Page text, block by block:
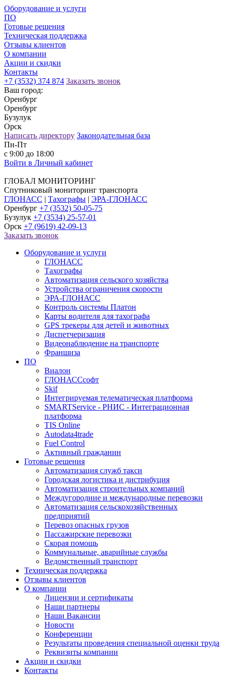
Оборудование и услуги
ПО
Готовые решения
Техническая поддержка
Отзывы клиентов
О компании
Акции и скидки
Контакты
+7 (3532) 374 874 Заказать звонок
Ваш город:
Оренбург
Оренбург
Бузулук
Орск
Написать директору Законодательная база
Пн-Пт
с 9:00 до 18:00
Войти в Личный кабинет
ГЛОБАЛ МОНИТОРИНГ
Спутниковый мониторинг транспорта
ГЛОНАСС | Тахографы | ЭРА-ГЛОНАСС
Оренбург +7 (3532) 50-05-75
Бузулук +7 (3534) 25-57-01
Орск +7 (9619) 42-09-13
Заказать звонок
Оборудование и услуги
ГЛОНАСС
Тахографы
Автоматизация сельского хозяйства
Устройства ограничения скорости
ЭРА-ГЛОНАСС
Контроль системы Платон
Карты водителя для тахографа
GPS трекеры для детей и животных
Диспетчеризация
Видеонаблюдение на транспорте
Франшиза
ПО
Виалон
ГЛОНАССсофт
Skif
Интегрируемая телематическая платформа
SMARTService - РНИС - Интеграционная
платформа
TIS Online
Autodata4trade
Fuel Control
Активный гражданин
Готовые решения
Автоматизация служб такси
Городская логистика и дистрибуция
Автоматизация строительных компаний
Междугородние и международные перевозки
Автоматизация сельскохозяйственных
предприятий
Перевоз опасных грузов
Пассажирские перевозки
Скорая помощь
Коммунальные, аварийные службы
Ведомственный транспорт
Техническая поддержка
Отзывы клиентов
О компании
Лицензии и сертификаты
Наши партнеры
Наши Вакансии
Новости
Конференции
Результаты проведения специальной оценки труда
Реквизиты компании
Акции и скидки
Контакты